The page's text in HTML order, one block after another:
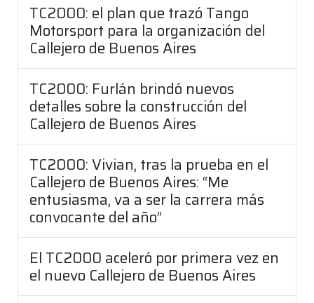
TC2000: el plan que trazó Tango
Motorsport para la organización del
Callejero de Buenos Aires
TC2000: Furlán brindó nuevos
detalles sobre la construcción del
Callejero de Buenos Aires
TC2000: Vivian, tras la prueba en el
Callejero de Buenos Aires: “Me
entusiasma, va a ser la carrera más
convocante del año”
El TC2000 aceleró por primera vez en
el nuevo Callejero de Buenos Aires